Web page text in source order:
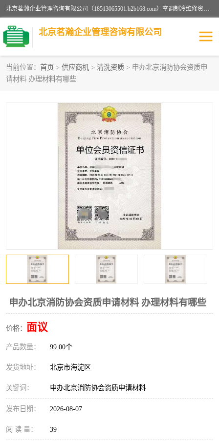
北京茗瀚企业管理咨询有限公司（18513065501.b2b168.com）空调制冷维修资质,油烟管道清洗资质,清洗行业资质公司秉承“顾客至上，锐意进缺的经营理念，我们提供高质量的产品，坚持“客户”的原则为广大客户提供贴心服务。如果你对公司的产品感兴趣，可以联系高经理，我们会用好的产品和服务让您满意。
北京茗瀚企业管理咨询有限公司
当前位置： 首页 > 供应商机 > 清洗资质 > 申办北京消防协会资质申
请材料 办理材料有哪些
申办北京消防协会资质申请材料 办理材料有哪些
价格： 面议
产品数量： 99.00个
发货地址： 北京市海淀区
关键词： 申办北京消防协会资质申请材料
发布日期： 2026-08-07
阅 读 量： 39
烟道清洗资质
认证服务
防爆电气维修安装资质 空调制冷维修安装资质
矿用设备检修资质